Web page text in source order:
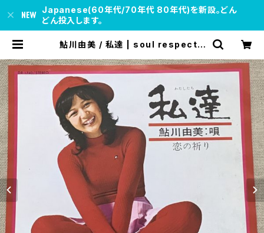
Japanese(60年代/70年代 80年代)を新設。どん
どん投入します。
鮎川由美 / 私達 | soul respect r